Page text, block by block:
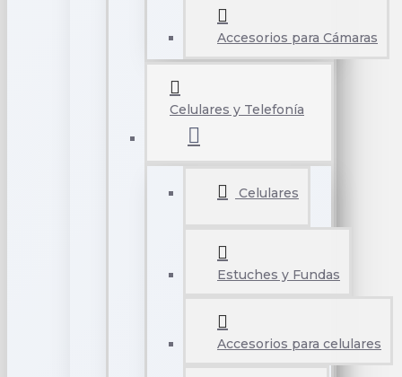
Accesorios para Cámaras
Celulares y Telefonía
Celulares
Estuches y Fundas
Accesorios para celulares